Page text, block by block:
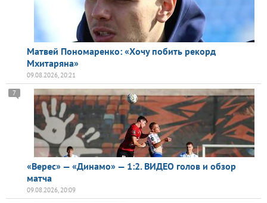
Матвей Пономаренко: «Хочу побить рекорд
Мхитаряна»
09.08.2026, 20:21
«Верес» — «Динамо» — 1:2. ВИДЕО голов и обзор
матча
7
09.08.2026, 20:09